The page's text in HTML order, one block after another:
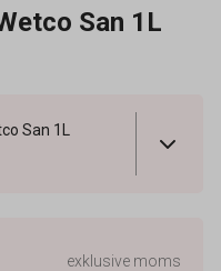
San 1L
San 1L
exklusive moms